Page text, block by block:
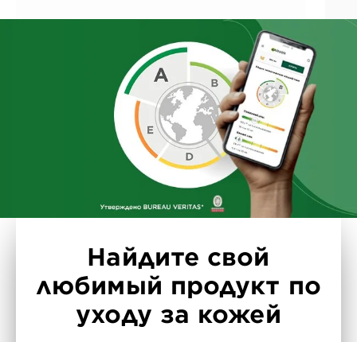
Найдите свой
любимый продукт по
уходу за кожей